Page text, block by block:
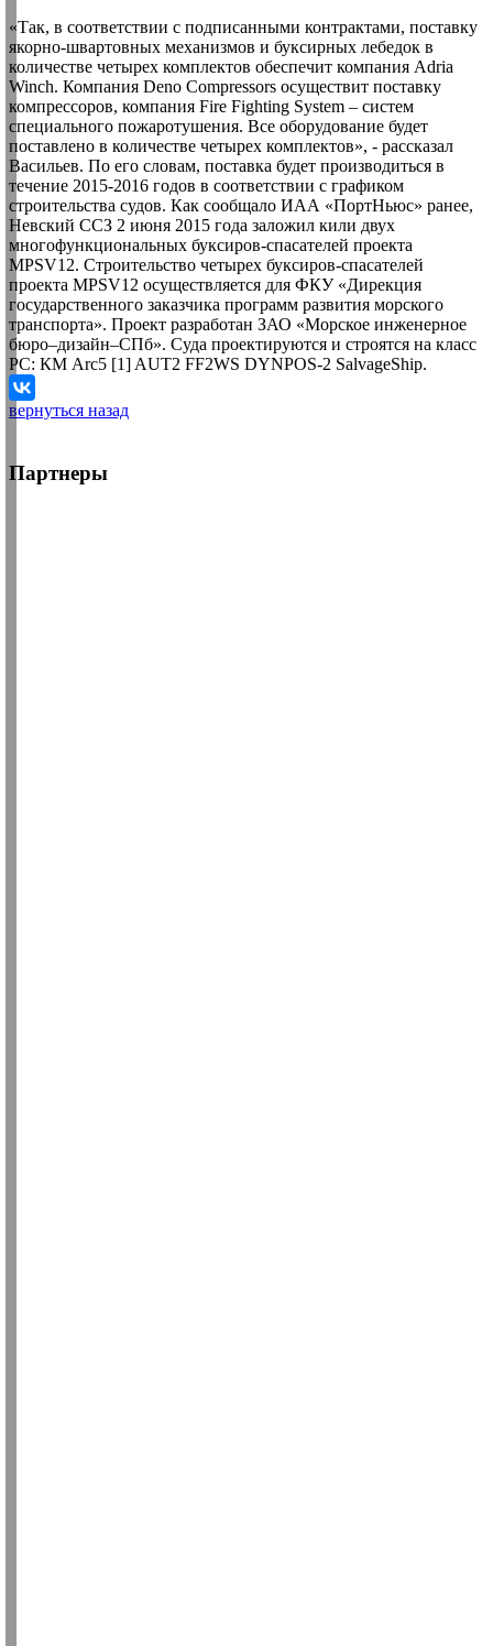
«Так, в соответствии с подписанными контрактами, поставку
якорно-швартовных механизмов и буксирных лебедок в
количестве четырех комплектов обеспечит компания Adria
Winch. Компания Deno Compressors осуществит поставку
компрессоров, компания Fire Fighting System – систем
специального пожаротушения. Все оборудование будет
поставлено в количестве четырех комплектов», - рассказал
Васильев. По его словам, поставка будет производиться в
течение 2015-2016 годов в соответствии с графиком
строительства судов. Как сообщало ИАА «ПортНьюс» ранее,
Невский ССЗ 2 июня 2015 года заложил кили двух
многофункциональных буксиров-спасателей проекта
MPSV12. Строительство четырех буксиров-спасателей
проекта MPSV12 осуществляется для ФКУ «Дирекция
государственного заказчика программ развития морского
транспорта». Проект разработан ЗАО «Морское инженерное
бюро–дизайн–СПб». Суда проектируются и строятся на класс
РС: КМ Arc5 [1] AUT2 FF2WS DYNPOS-2 SalvageShip.
вернуться назад
Партнеры